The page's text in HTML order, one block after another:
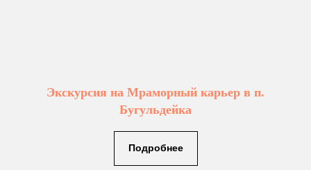
Экскурсия на Мраморный карьер в п.
Бугульдейка
Подробнее